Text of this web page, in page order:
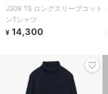
J309 TS ロングスリーブコット
ンTシャツ
¥ 14,300